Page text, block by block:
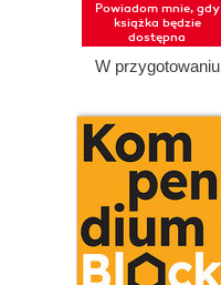
Powiadom mnie, gdy
książka będzie
dostępna
W przygotowaniu